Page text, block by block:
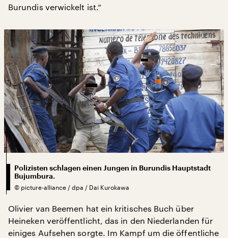
Burundis verwickelt ist.“
Polizisten schlagen einen Jungen in Burundis Hauptstadt
Bujumbura.
© picture-alliance / dpa / Dai Kurokawa
Olivier van Beemen hat ein kritisches Buch über
Heineken veröffentlicht, das in den Niederlanden für
einiges Aufsehen sorgte. Im Kampf um die öffentliche